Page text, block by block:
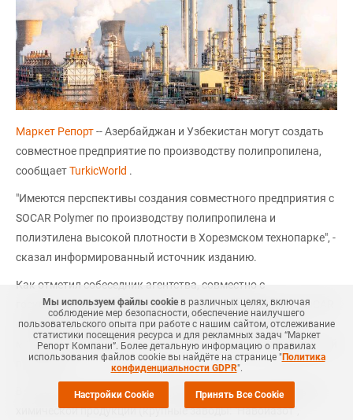
Маркет Репорт-- Азербайджан и Узбекистан могут создать
совместное предприятие по производству полипропилена,
сообщаетTurkicWorld .
"Имеются перспективы создания совместного предприятия с
SOCAR Polymer по производству полипропилена и
полиэтилена высокой плотности в Хорезмском технопарке", -
сказал информированный источник изданию.
Как отметил собеседник агентства, совместно с
государственной нефтяной компанией Азербайджана SOCAR
прорабатываются проекты по выпуску пропилена из
метанола, бутандиола, полиоксиметилена и иной химической
продукции.
В Узбекистане действует 21 предприятие по производству
химической продукции (крупные заводы: "Навоиазот",
Мы используем файлы cookieв различных целях, включая
соблюдение мер безопасности, обеспечение наилучшего
пользовательского опыта при работе с нашим сайтом, отслеживание
статистики посещения ресурса и для рекламных задач “Маркет
Репорт Компани”. Более детальную информацию о правилах
использования файлов cookie вы найдёте на странице "Политика
конфиденциальности GDPR".
Настройки Cookie Принять Все Cookie